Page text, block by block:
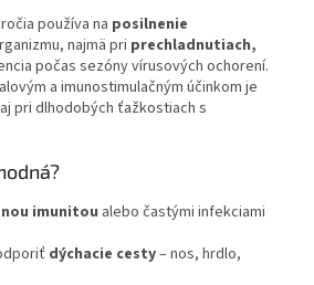
používa na posilnenie
najmä pri prechladnutiach,
počas sezóny vírusových ochorení.
a imunostimulačným účinkom je
pri dlhodobých ťažkostiach s
imunitou alebo častými infekciami
dýchacie cesty– nos, hrdlo,